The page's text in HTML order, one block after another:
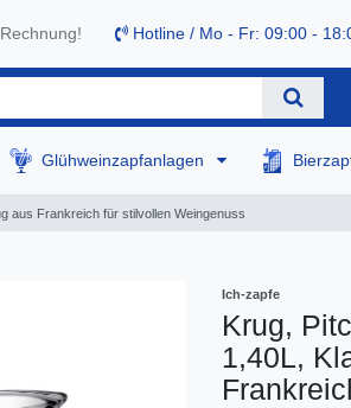
Hotline / Mo - Fr: 09:00 -
Glühweinzapfanlagen
aus Frankreich für stilvollen Weingenuss
Ich-zapfe
Krug,
1,40L,